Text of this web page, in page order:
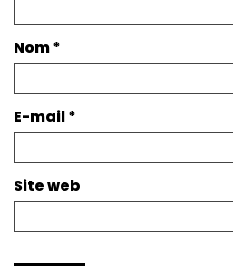
Nom*
E-mail*
Site web